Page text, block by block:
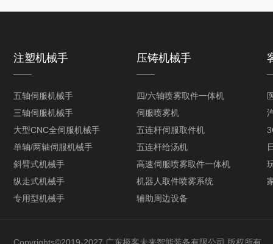
注塑机械手
五轴伺服机械手
三轴伺服机械手
大型CNC全伺服机械手
单轴/两轴伺服机械手
斜臂式机械手
纵走式机械手
专用型机械手
压铸机械手
四/六轴喷雾取件一体机
伺服喷雾机
五连杆伺服取件机
五连杆给汤机
高速伺服喷雾取件一体机
机器人取件喷雾系统
辅助周边设备